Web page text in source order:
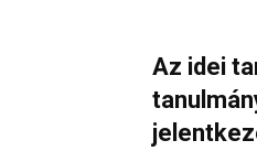
Az idei